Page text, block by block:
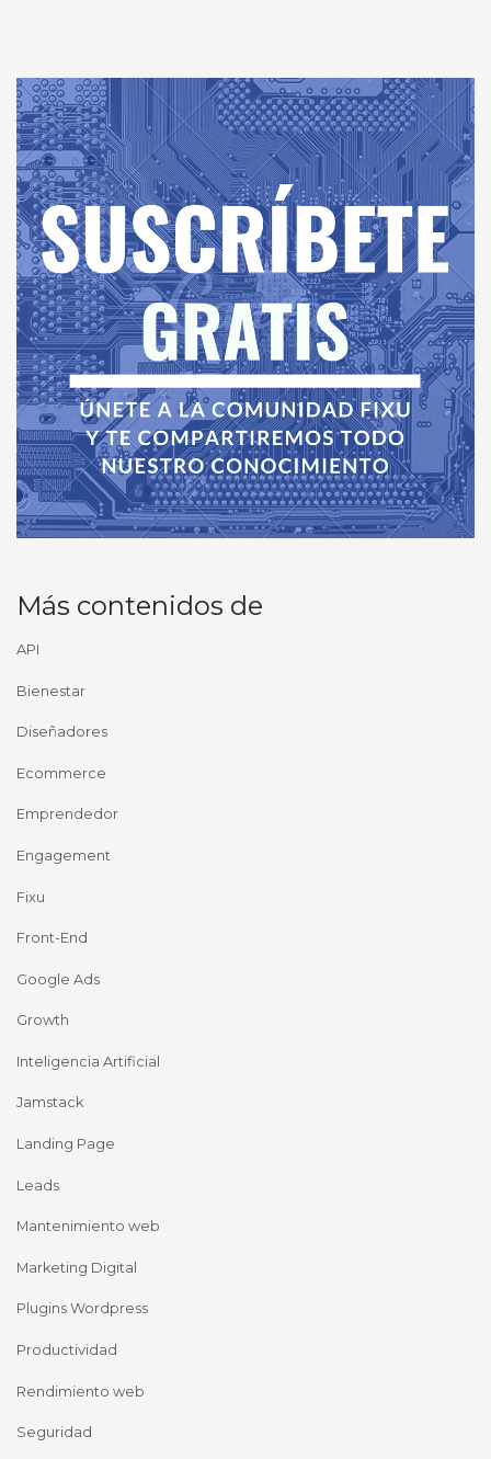
Más contenidos de
API
Bienestar
Diseñadores
Ecommerce
Emprendedor
Engagement
Fixu
Front-End
Google Ads
Growth
Inteligencia Artificial
Jamstack
Landing Page
Leads
Mantenimiento web
Marketing Digital
Plugins Wordpress
Productividad
Rendimiento web
Seguridad